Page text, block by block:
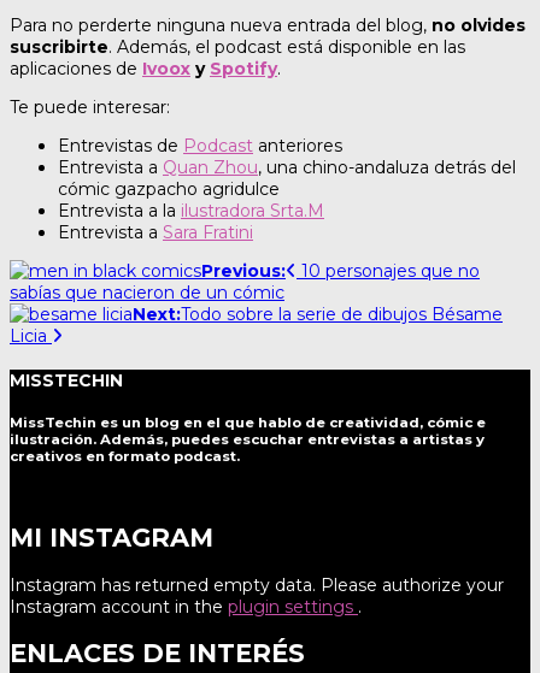
Para no perderte ninguna nueva entrada del blog, no olvides
suscribirte. Además, el podcast está disponible en las
aplicaciones de Ivoox y Spotify.
Te puede interesar:
Entrevistas de Podcast anteriores
Entrevista a Quan Zhou, una chino-andaluza detrás del
cómic gazpacho agridulce
Entrevista a la ilustradora Srta.M
Entrevista a Sara Fratini
Post
navigation
Previous:
10 personajes que no
sabías que nacieron de un cómic
Next:Todo sobre la serie de dibujos Bésame
Licia
MISSTECHIN
MissTechin es un blog en el que hablo de creatividad, cómic e
ilustración. Además, puedes escuchar entrevistas a artistas y
creativos en formato podcast.
MI INSTAGRAM
Instagram has returned empty data. Please authorize your
Instagram account in the plugin settings .
ENLACES DE INTERÉS